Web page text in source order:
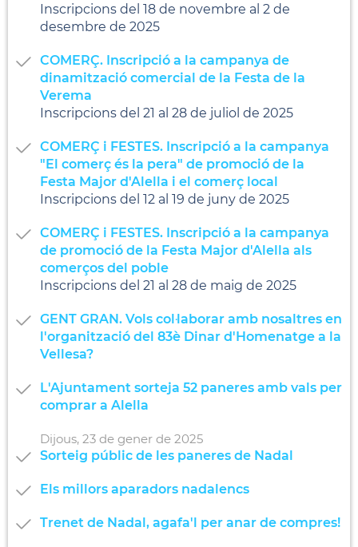
Inscripcions del 18 de novembre al 2 de
desembre de 2025
COMERÇ. Inscripció a la campanya de
dinamització comercial de la Festa de la
Verema
Inscripcions del 21 al 28 de juliol de 2025
COMERÇ i FESTES. Inscripció a la campanya
"El comerç és la pera" de promoció de la
Festa Major d'Alella i el comerç local
Inscripcions del 12 al 19 de juny de 2025
COMERÇ i FESTES. Inscripció a la campanya
de promoció de la Festa Major d'Alella als
comerços del poble
Inscripcions del 21 al 28 de maig de 2025
GENT GRAN. Vols col·laborar amb nosaltres en
l'organització del 83è Dinar d'Homenatge a la
Vellesa?
L'Ajuntament sorteja 52 paneres amb vals per
comprar a Alella
Dijous, 23 de gener de 2025
Sorteig públic de les paneres de Nadal
Els millors aparadors nadalencs
Trenet de Nadal, agafa'l per anar de compres!